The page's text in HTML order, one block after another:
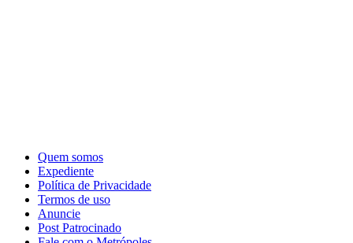
Quem somos
Expediente
Política de Privacidade
Termos de uso
Anuncie
Post Patrocinado